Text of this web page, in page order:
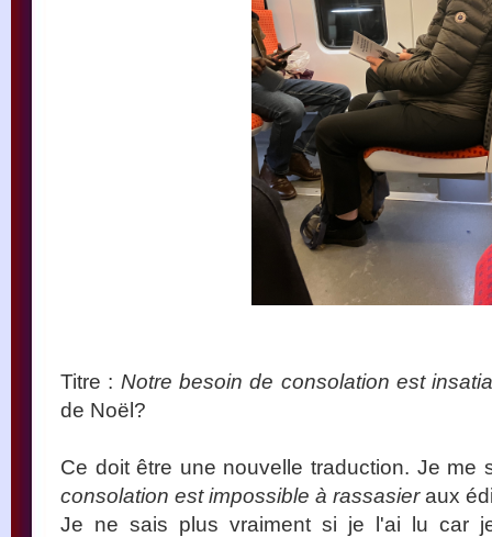
Titre : Notre besoin de consolation est
de Noël?
Ce doit être une nouvelle traduction. Je me
consolation est impossible à rassasieraux
Je ne sais plus vraiment si je l'ai lu car